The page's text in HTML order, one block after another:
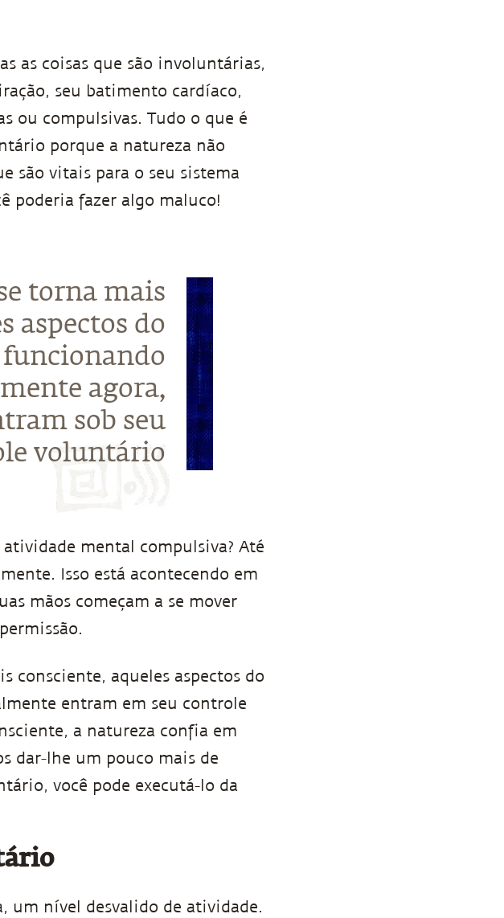
as coisas que são involuntárias,
seu batimento cardíaco,
ou compulsivas. Tudo o que é
porque a natureza não
são vitais para o seu sistema
poderia fazer algo maluco!
torna mais
aspectos do
funcionando
agora,
sob seu
voluntário
mental compulsiva? Até
Isso está acontecendo em
mãos começam a se mover
consciente, aqueles aspectos do
entram em seu controle
a natureza confia em
dar-lhe um pouco mais de
você pode executá-lo da
um nível desvalido de atividade.